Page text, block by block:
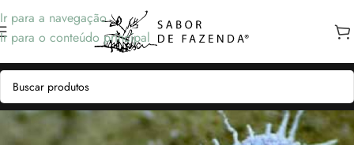
Ir para a navegação
Ir para o conteúdo principal